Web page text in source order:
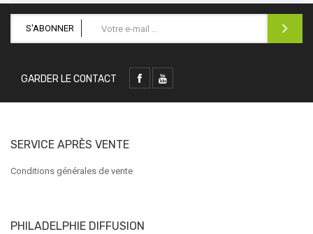
S'ABONNER
GARDER LE CONTACT
SERVICE APRÈS VENTE
Conditions générales de vente
PHILADELPHIE DIFFUSION